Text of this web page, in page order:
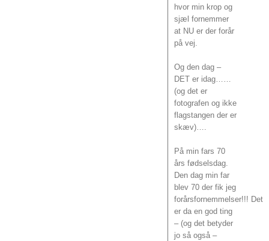
hvor min krop og
sjæl fornemmer
at NU er der forår
på vej.
Og den dag –
DET er idag……
(og det er
fotografen og ikke
flagstangen der er
skæv)….
På min fars 70
års fødselsdag.
Den dag min far
blev 70 der fik jeg
forårsfornemmelser!!! Det
er da en god ting
– (og det betyder
jo så også –